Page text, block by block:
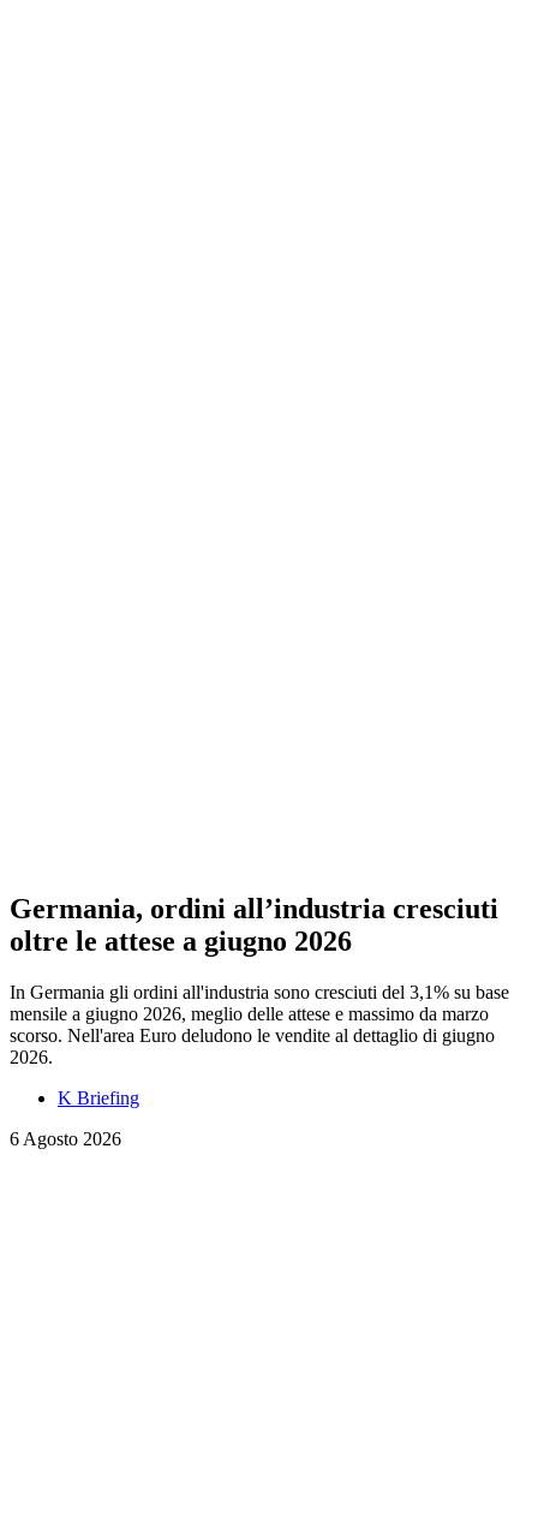
Germania, ordini all’industria cresciuti
oltre le attese a giugno 2026
In Germania gli ordini all'industria sono cresciuti del 3,1% su base
mensile a giugno 2026, meglio delle attese e massimo da marzo
scorso. Nell'area Euro deludono le vendite al dettaglio di giugno
2026.
K Briefing
6 Agosto 2026